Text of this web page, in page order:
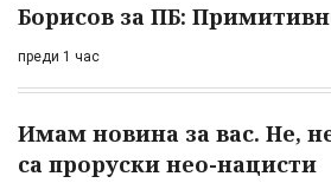
Борисов за ПБ:
преди 1 час
Имам новина за вас. Не,
са проруски нео-нацисти